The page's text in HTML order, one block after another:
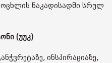
ნაკადისადმი სრულ
(უუკ)
ინსპირაციაზე,